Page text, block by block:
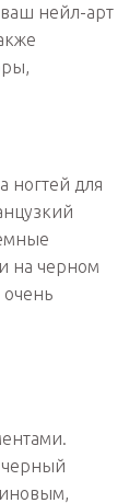
нейл-арт
ногтей для
на черном
очень
черный